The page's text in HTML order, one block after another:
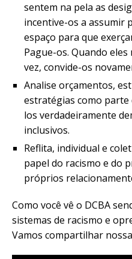
sentem na pela as
incentive-os a assumir
espaço para que
Pague-os. Quando
vez, convide-os
Analise orçamentos,
estratégias como
los verdadeiramente
inclusivos.
Reflita, individual e
papel do racismo e do
próprios
Como você vê o DCBA
sistemas de racismo e
Vamos compartilhar